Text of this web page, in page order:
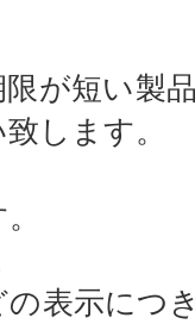
が短い製
します。
表示につ